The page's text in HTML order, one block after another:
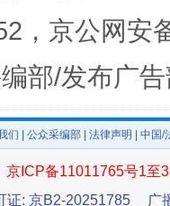
，京公网安
部/发布广
们 公众采编部 法律声明 | 中国
京ICP备11011765号1至
证: 京B2-20251785
广